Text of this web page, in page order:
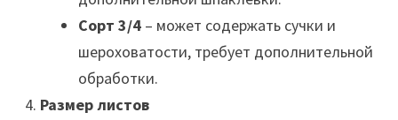
Сорт 3/4– может содержать сучки и
шероховатости, требует дополнительной
обработки.
Размер листов